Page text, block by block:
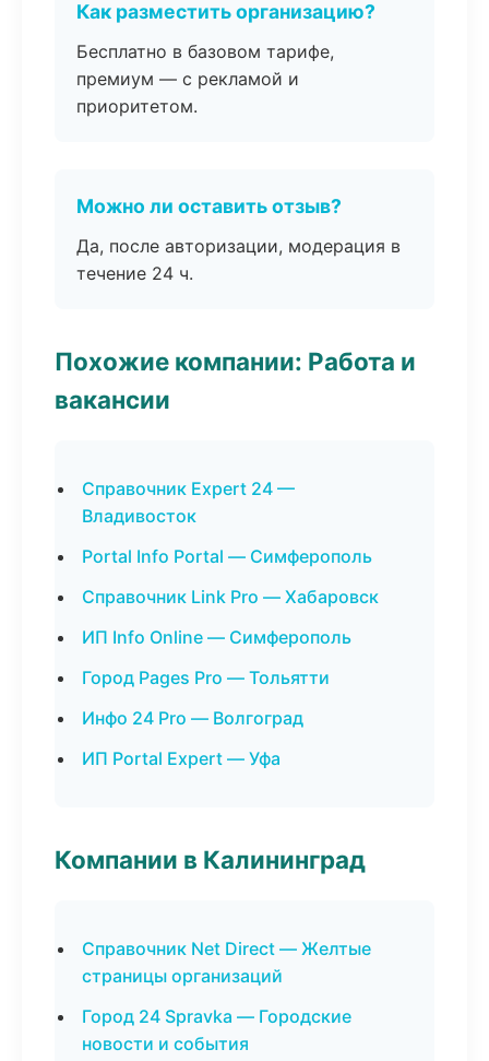
Как разместить организацию?
Бесплатно в базовом тарифе,
премиум — с рекламой и
приоритетом.
Можно ли оставить отзыв?
Да, после авторизации, модерация в
течение 24 ч.
Похожие компании: Работа и
вакансии
Справочник Expert 24 —
Владивосток
Portal Info Portal — Симферополь
Справочник Link Pro — Хабаровск
ИП Info Online — Симферополь
Город Pages Pro — Тольятти
Инфо 24 Pro — Волгоград
ИП Portal Expert — Уфа
Компании в Калининград
Справочник Net Direct — Желтые
страницы организаций
Город 24 Spravka — Городские
новости и события